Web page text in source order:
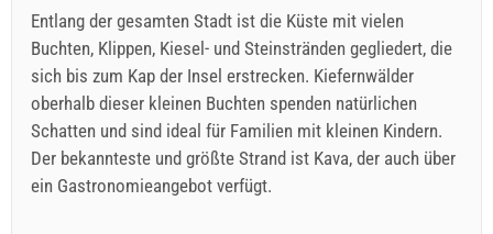
Entlang der gesamten Stadt ist die Küste mit vielen
Buchten, Klippen, Kiesel- und Steinstränden gegliedert, die
sich bis zum Kap der Insel erstrecken. Kiefernwälder
oberhalb dieser kleinen Buchten spenden natürlichen
Schatten und sind ideal für Familien mit kleinen Kindern.
Der bekannteste und größte Strand ist Kava, der auch über
ein Gastronomieangebot verfügt.